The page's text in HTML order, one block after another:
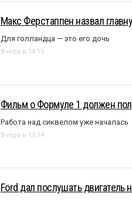
Макс Ферстаппен назвал
Для голландца — это его дочь
Вчера в 14:15
Фильм о Формуле 1 должен
Работа над сиквелом уже началась
Вчера в 13:14
Ford дал послушать двигатель